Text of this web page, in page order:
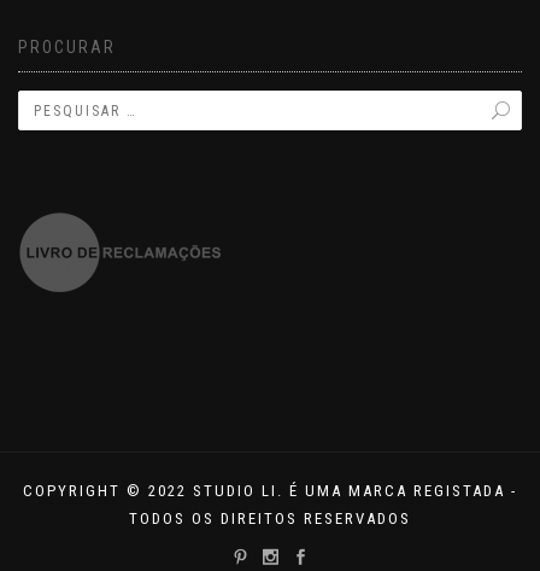
PROCURAR
COPYRIGHT © 2022 STUDIO LI. É UMA MARCA REGISTADA -
TODOS OS DIREITOS RESERVADOS